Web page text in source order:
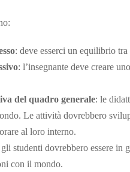
: deve esserci un equilibrio
: l’insegnante deve creare
del quadro generale: le
Le attività dovrebbero
al loro interno.
gli studenti dovrebbero essere in
con il mondo.